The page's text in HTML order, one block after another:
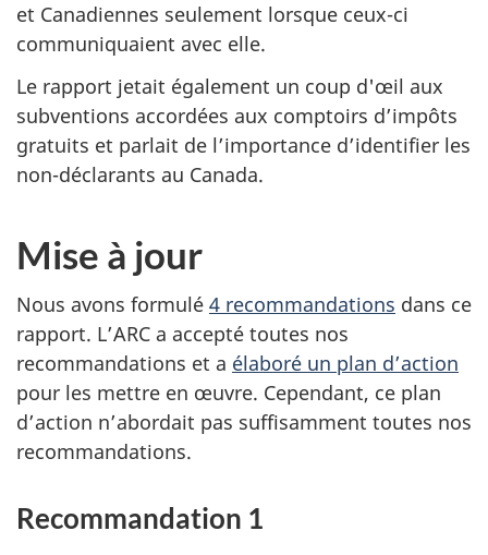
et Canadiennes seulement lorsque ceux-ci
communiquaient avec elle.
Le rapport jetait également un coup d'œil aux
subventions accordées aux comptoirs d’impôts
gratuits et parlait de l’importance d’identifier les
non-déclarants au Canada.
Mise à jour
Nous avons formulé 4 recommandations dans ce
rapport. L’ARC a accepté toutes nos
recommandations et a élaboré un plan d’action
pour les mettre en œuvre. Cependant, ce plan
d’action n’abordait pas suffisamment toutes nos
recommandations.
Recommandation 1